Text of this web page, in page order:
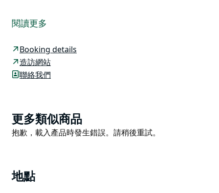
完美融合，令人嘆為觀止。靜謐的星景露營地就坐落在活
沙漠州立公園內，與這片美景相得益彰。這些體驗共同為
的藝術作品、漫步於廣闊的步道，並欣賞其獨特的自然風
光。
附近佔地 180 公頃的動植物保護區，透過精心規劃的環
境和解說設施，加深了遊客與當地生態和原住民文化遺產
日落雕塑和保護區的步道。
閱讀更多
Booking details
造訪網站
聯絡我們
Product
List
更多類似商品
Product
抱歉，載入產品時發生錯誤。請稍後重試。
地點